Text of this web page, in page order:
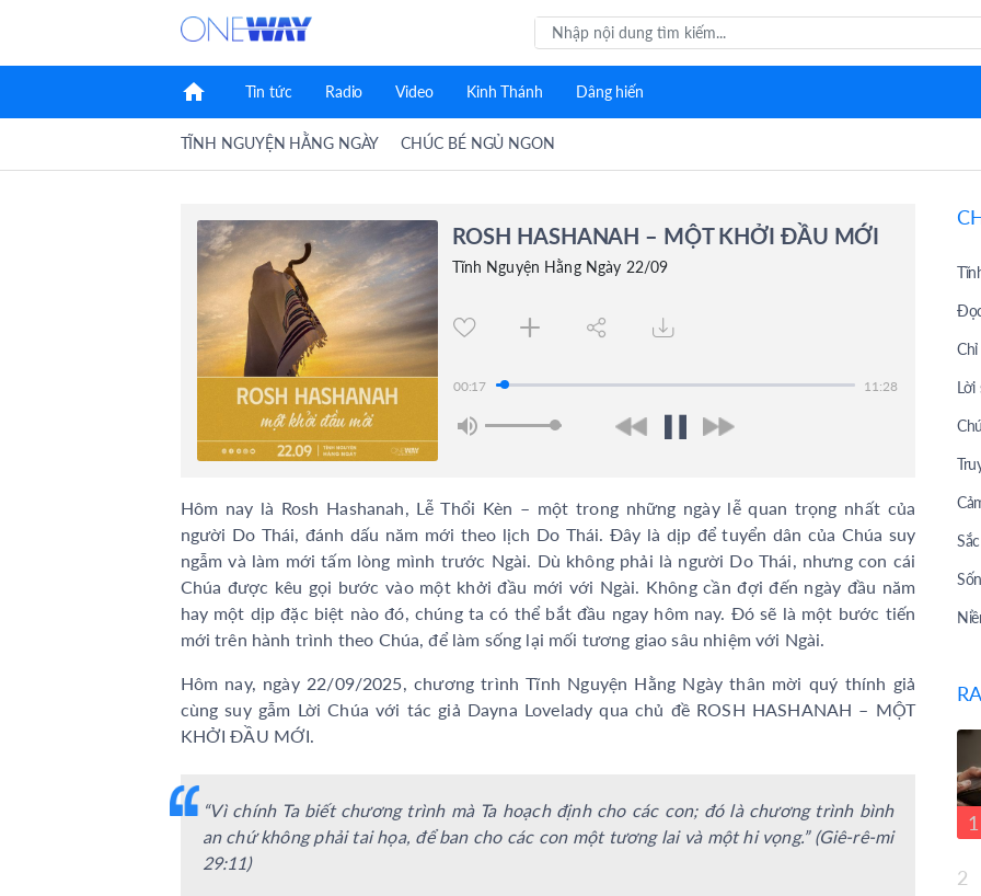
home Tin tức Radio Video Kinh Thánh Dâng hiến
TĨNH NGUYỆN HẰNG NGÀY CHÚC BÉ NGỦ NGON
ROSH HASHANAH – MỘT KHỞI ĐẦU MỚI
Tĩnh Nguyện Hằng Ngày 22/09
00:17 11:28
Hôm nay là Rosh Hashanah, Lễ Thổi Kèn – một trong những ngày lễ quan trọng nhất của
người Do Thái, đánh dấu năm mới theo lịch Do Thái. Đây là dịp để tuyển dân của Chúa suy
ngẫm và làm mới tấm lòng mình trước Ngài. Dù không phải là người Do Thái, nhưng con cái
Chúa được kêu gọi bước vào một khởi đầu mới với Ngài. Không cần đợi đến ngày đầu năm
hay một dịp đặc biệt nào đó, chúng ta có thể bắt đầu ngay hôm nay. Đó sẽ là một bước tiến
mới trên hành trình theo Chúa, để làm sống lại mối tương giao sâu nhiệm với Ngài.
Hôm nay, ngày 22/09/2025, chương trình Tĩnh Nguyện Hằng Ngày thân mời quý thính giả
cùng suy gẫm Lời Chúa với tác giả Dayna Lovelady qua chủ đề ROSH HASHANAH – MỘT
KHỞI ĐẦU MỚI.
“Vì chính Ta biết chương trình mà Ta hoạch định cho các con; đó là chương trình bình
an chứ không phải tai họa, để ban cho các con một tương lai và một hi vọng.” (Giê-rê-mi
29:11)
Lời
Tư
1
2